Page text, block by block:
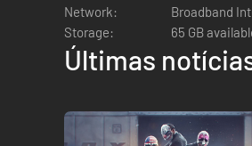
Network:
Broadband
Storage:
65 GB
Últimas